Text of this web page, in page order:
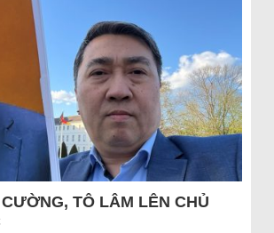
TÔ LÂM LÊN CHỦ